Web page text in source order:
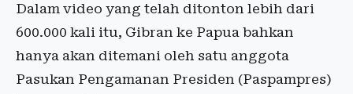
Dalam video yang telah ditonton lebih dari
600.000 kali itu, Gibran ke Papua bahkan
hanya akan ditemani oleh satu anggota
Pasukan Pengamanan Presiden (Paspampres)